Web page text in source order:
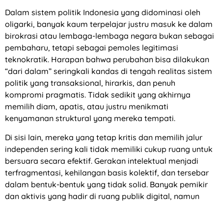
Dalam sistem politik Indonesia yang didominasi oleh
oligarki, banyak kaum terpelajar justru masuk ke dalam
birokrasi atau lembaga-lembaga negara bukan sebagai
pembaharu, tetapi sebagai pemoles legitimasi
teknokratik. Harapan bahwa perubahan bisa dilakukan
“dari dalam” seringkali kandas di tengah realitas sistem
politik yang transaksional, hirarkis, dan penuh
kompromi pragmatis. Tidak sedikit yang akhirnya
memilih diam, apatis, atau justru menikmati
kenyamanan struktural yang mereka tempati.
Di sisi lain, mereka yang tetap kritis dan memilih jalur
independen sering kali tidak memiliki cukup ruang untuk
bersuara secara efektif. Gerakan intelektual menjadi
terfragmentasi, kehilangan basis kolektif, dan tersebar
dalam bentuk-bentuk yang tidak solid. Banyak pemikir
dan aktivis yang hadir di ruang publik digital, namun